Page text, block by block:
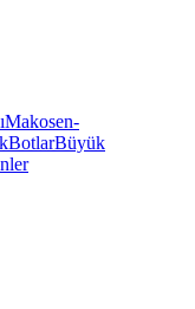
Makosen-
BotlarBüyük